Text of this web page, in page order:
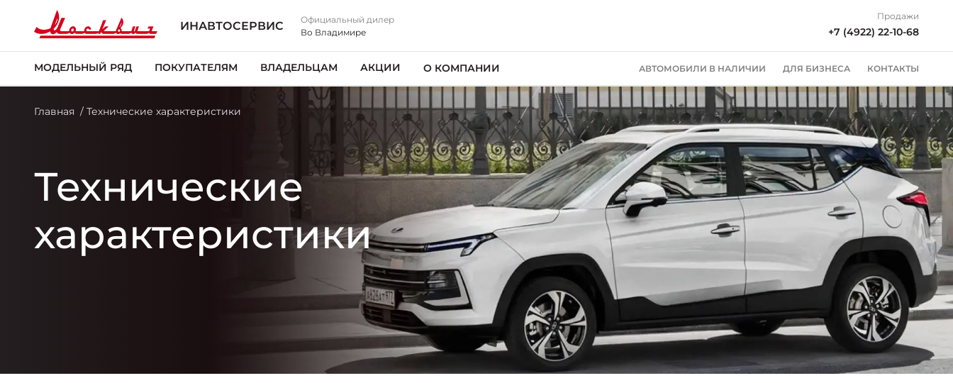
ИНАВТОСЕРВИС
Официальный дилер
Во Владимире
Продажи
+7 (4922) 22-10-68
МОДЕЛЬНЫЙ РЯД ПОКУПАТЕЛЯМ ВЛАДЕЛЬЦАМ АКЦИИ О КОМПАНИИ АВТОМОБИЛИ В НАЛИЧИИ ДЛЯ БИЗНЕСА КОНТАКТЫ
Главная Технические характеристики
Технические
характеристики